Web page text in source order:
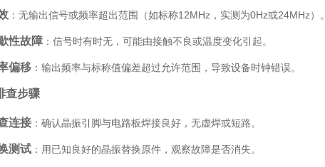
：无输出信号或频率超出范围（如标称12MHz，实测为0Hz或24MHz）。
性故障 ：信号时有时无，可能由接触不良或温度变化引起。
偏移 ：输出频率与标称值偏差超过允许范围，导致设备时钟错误。
查步骤
连接 ：确认晶振引脚与电路板焊接良好，无虚焊或短路。
测试 ：用已知良好的晶振替换原件，观察故障是否消失。